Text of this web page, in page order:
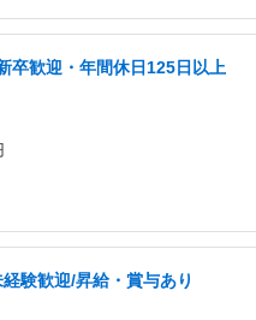
卒歓迎・年間休日125日以上
験歓迎/昇給・賞与あり